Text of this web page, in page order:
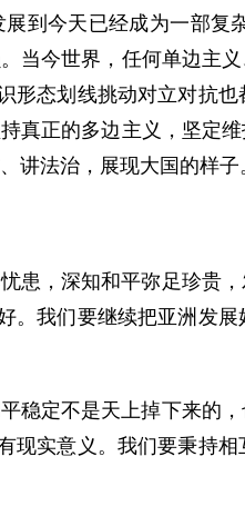
到今天已经成为一部
当今世界，任何单边主
形态划线挑动对立对抗
真正的多边主义，坚定
讲法治，展现大国的样子
患，深知和平弥足珍贵
。我们要继续把亚洲发
稳定不是天上掉下来的
现实意义。我们要秉持